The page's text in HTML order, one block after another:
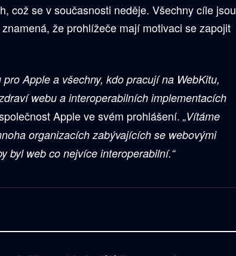
což se v současnosti neděje. Všechny cíle jsou
že prohlížeče mají motivaci se zapojit
Apple a všechny, kdo pracují na WebKitu,
webu a interoperabilních implementacích
Apple ve svém prohlášení. „Vítáme
organizacích zabývajících se webovými
byl web co nejvíce interoperabilní.“